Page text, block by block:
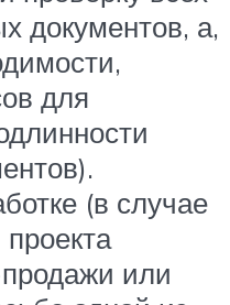
документов, а,
для
(в случае
или